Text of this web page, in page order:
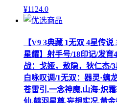
¥1124.0
【V9 3典藏 1无双 4星传
星耀】射手号/18印记/发育
战：戈娅，敖隐，狄仁杰/
白咏叹调/1无双：器灵·螭
苍雷引,一念神魔,山海·炽